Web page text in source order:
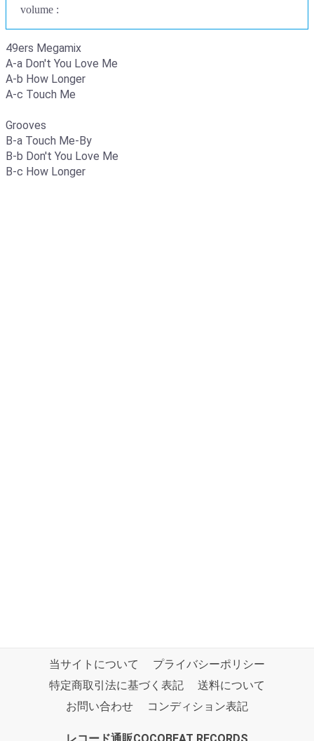
volume :
49ers Megamix
A-a Don't You Love Me
A-b How Longer
A-c Touch Me
Grooves
B-a Touch Me-By
B-b Don't You Love Me
B-c How Longer
当サイトについて
プライバシーポリシー
特定商取引法に基づく表記
送料について
お問い合わせ
コンディション表記